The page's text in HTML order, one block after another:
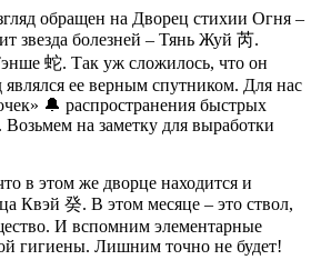
обращен на Дворец стихии Огня –
звезда болезней – Тянь Жуй 芮.
蛇. Так уж сложилось, что он
являлся ее верным спутником. Для нас
🔔 распространения быстрых
на заметку для выработки
в этом же дворце находится и
Квэй 癸. В этом месяце – это ствол,
И вспомним элементарные
гигиены. Лишним точно не будет!